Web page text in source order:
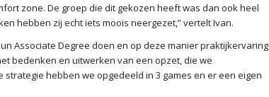
zone. De groep die dit gekozen heeft was dan ook heel
hebben zij echt iets moois neergezet,” vertelt Ivan.
Associate Degree doen en op deze manier praktijkervaring
bedenken en uitwerken van een opzet, die we
hebben we opgedeeld in 3 games en er een eigen